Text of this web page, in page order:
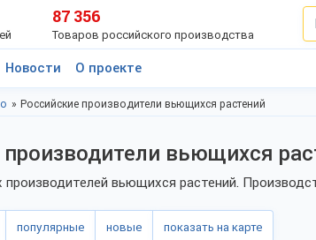
87 356
Товаров российского производства
Новости О проекте
Российские производители вьющихся растений
вьющихся
производителей вьющихся растений.
популярные новые показать на карте